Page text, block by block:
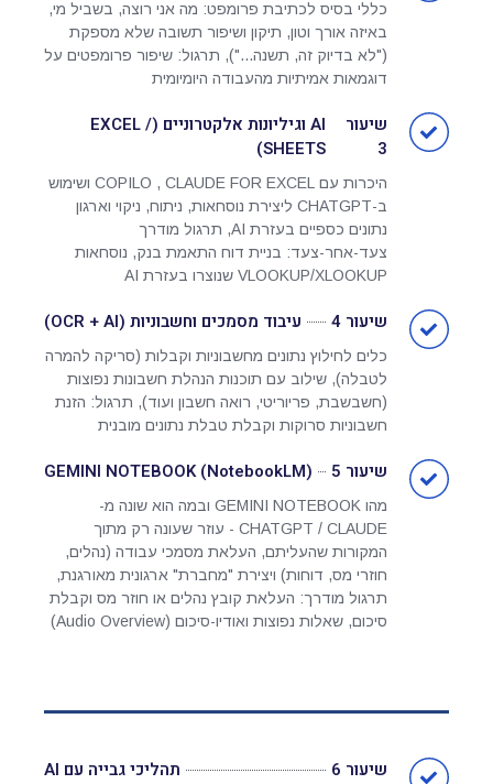
כללי בסיס לכתיבת פרומפט: מה אני רוצה, בשביל מי,
באיזה אורך וטון, תיקון ושיפור תשובה שלא מספקת
("לא בדיוק זה, תשנה..."), תרגול: שיפור פרומפטים על
דוגמאות אמיתיות מהעבודה היומיומית
שיעור
3
AI וגיליונות אלקטרוניים (EXCEL /
SHEETS)
היכרות עם COPILO , CLAUDE FOR EXCEL ושימוש
ב-CHATGPT ליצירת נוסחאות, ניתוח, ניקוי וארגון
נתונים כספיים בעזרת AI, תרגול מודרך
צעד-אחר-צעד: בניית דוח התאמת בנק, נוסחאות
VLOOKUP/XLOOKUP שנוצרו בעזרת AI
שיעור 4 עיבוד מסמכים וחשבוניות (OCR + AI)
כלים לחילוץ נתונים מחשבוניות וקבלות (סריקה להמרה
לטבלה), שילוב עם תוכנות הנהלת חשבונות נפוצות
(חשבשבת, פריוריטי, רואה חשבון ועוד), תרגול: הזנת
חשבוניות סרוקות וקבלת טבלת נתונים מובנית
שיעור 5 GEMINI NOTEBOOK (NotebookLM)
מהו GEMINI NOTEBOOK ובמה הוא שונה מ-
CHATGPT / CLAUDE - עוזר שעונה רק מתוך
המקורות שהעליתם, העלאת מסמכי עבודה (נהלים,
חוזרי מס, דוחות) ויצירת "מחברת" ארגונית מאורגנת,
תרגול מודרך: העלאת קובץ נהלים או חוזר מס וקבלת
סיכום, שאלות נפוצות ואודיו-סיכום (Audio Overview)
שיעור 6 תהליכי גבייה עם AI